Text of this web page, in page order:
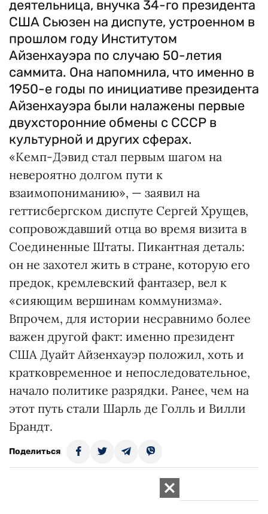
деятельница, внучка 34-го президента
США Сьюзен на диспуте, устроенном в
прошлом году Институтом
Айзенхауэра по случаю 50-летия
саммита. Она напомнила, что именно в
1950-е годы по инициативе президента
Айзенхауэра были налажены первые
двухсторонние обмены с СССР в
культурной и других сферах.
«Кемп-Дэвид стал первым шагом на
невероятно долгом пути к
взаимопониманию», — заявил на
геттисбергском диспуте Сергей Хрущев,
сопровождавший отца во время визита в
Соединенные Штаты. Пикантная деталь:
он не захотел жить в стране, которую его
предок, кремлевский фантазер, вел к
«сияющим вершинам коммунизма».
Впрочем, для истории несравнимо более
важен другой факт: именно президент
США Дуайт Айзенхауэр положил, хоть и
кратковременное и непоследовательное,
начало политике разрядки. Ранее, чем на
этот путь стали Шарль де Голль и Вилли
Брандт.
Поделиться